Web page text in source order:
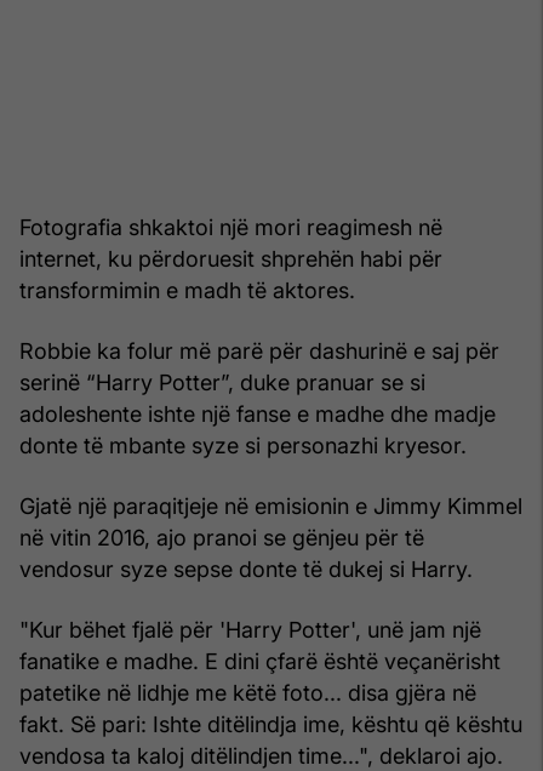
Fotografia shkaktoi një mori reagimesh në
internet, ku përdoruesit shprehën habi për
transformimin e madh të aktores.
Robbie ka folur më parë për dashurinë e saj për
serinë “Harry Potter”, duke pranuar se si
adoleshente ishte një fanse e madhe dhe madje
donte të mbante syze si personazhi kryesor.
Gjatë një paraqitjeje në emisionin e Jimmy Kimmel
në vitin 2016, ajo pranoi se gënjeu për të
vendosur syze sepse donte të dukej si Harry.
"Kur bëhet fjalë për 'Harry Potter', unë jam një
fanatike e madhe. E dini çfarë është veçanërisht
patetike në lidhje me këtë foto... disa gjëra në
fakt. Së pari: Ishte ditëlindja ime, kështu që kështu
vendosa ta kaloj ditëlindjen time...", deklaroi ajo.